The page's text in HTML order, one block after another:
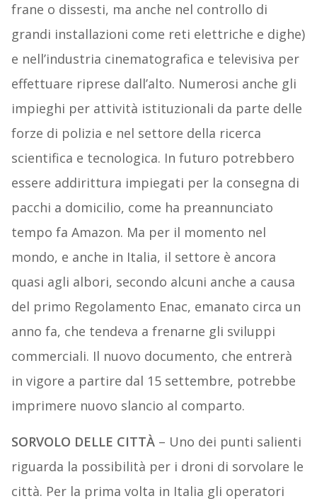
frane o dissesti, ma anche nel controllo di
grandi installazioni come reti elettriche e dighe)
e nell’industria cinematografica e televisiva per
effettuare riprese dall’alto. Numerosi anche gli
impieghi per attività istituzionali da parte delle
forze di polizia e nel settore della ricerca
scientifica e tecnologica. In futuro potrebbero
essere addirittura impiegati per la consegna di
pacchi a domicilio, come ha preannunciato
tempo fa Amazon. Ma per il momento nel
mondo, e anche in Italia, il settore è ancora
quasi agli albori, secondo alcuni anche a causa
del primo Regolamento Enac, emanato circa un
anno fa, che tendeva a frenarne gli sviluppi
commerciali. Il nuovo documento, che entrerà
in vigore a partire dal 15 settembre, potrebbe
imprimere nuovo slancio al comparto.
SORVOLO DELLE CITTÀ– Uno dei punti salienti
riguarda la possibilità per i droni di sorvolare le
città. Per la prima volta in Italia gli operatori